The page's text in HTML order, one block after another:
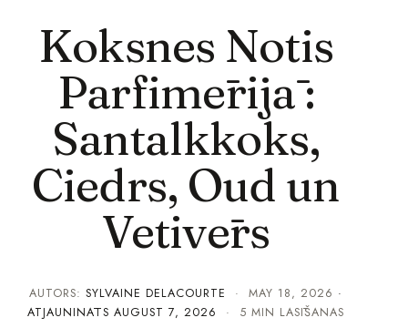
Koksnes Notis
Parfimērijā :
Santalkkoks,
Ciedrs, Oud un
Vetivērs
AUTORS: SYLVAINE DELACOURTE ·MAY 18, 2026 ·
ATJAUNINĀTS AUGUST 7, 2026 · 5 MIN LASĪŠANAS